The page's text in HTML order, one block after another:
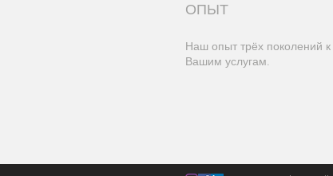
ОПЫТ
Наш опыт трёх поколений к
Вашим услугам.